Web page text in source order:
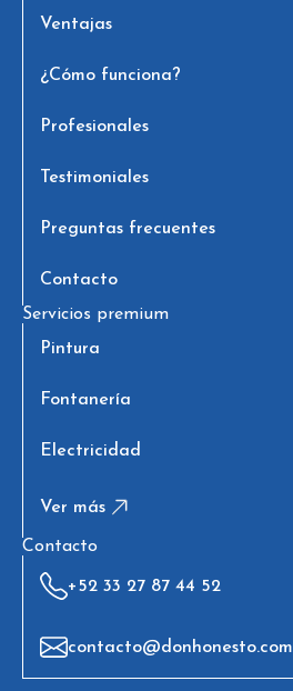
Ventajas
¿Cómo funciona?
Profesionales
Testimoniales
Preguntas frecuentes
Contacto
Servicios premium
Pintura
Fontanería
Electricidad
Ver más
Contacto
+52 33 27 87 44 52
contacto@donhonesto.com